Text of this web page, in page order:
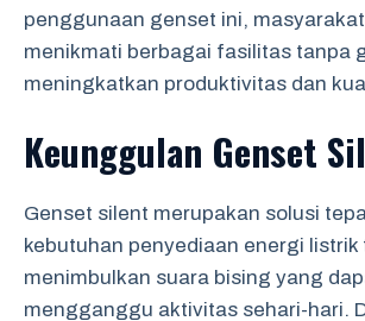
penggunaan genset ini,
menikmati berbagai fasilitas tanpa
meningkatkan produktivitas dan
Keunggulan Genset
Genset silent merupakan solusi
kebutuhan penyediaan energi listrik
menimbulkan suara bising yang
mengganggu aktivitas sehari-hari.